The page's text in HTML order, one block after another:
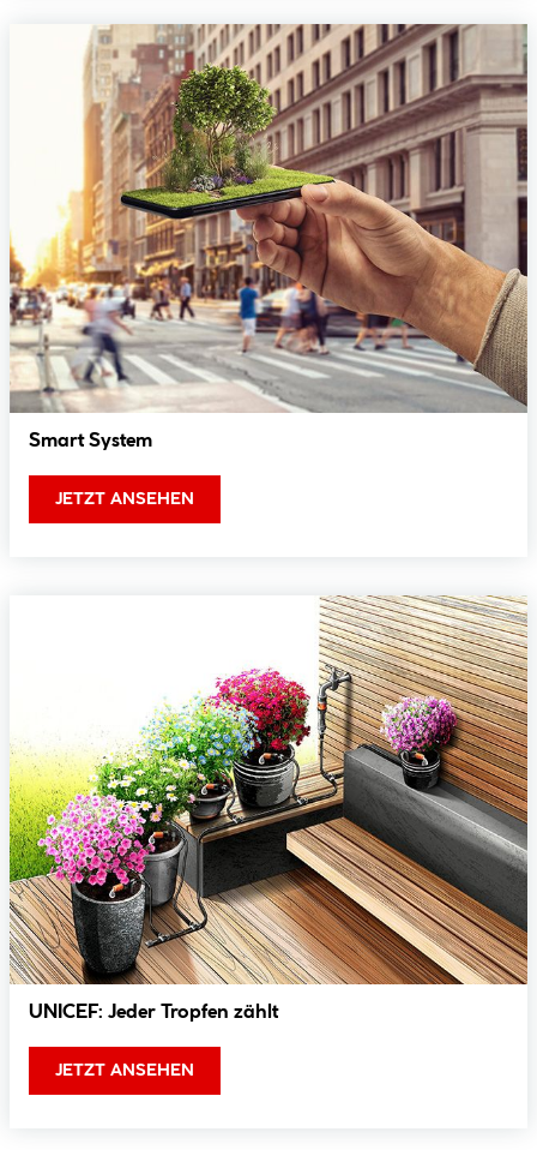
Smart System
JETZT ANSEHEN
UNICEF: Jeder Tropfen zählt
JETZT ANSEHEN